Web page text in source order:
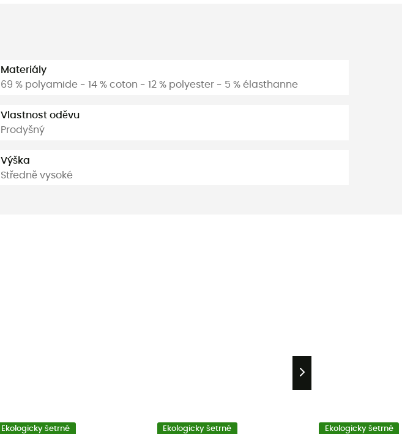
Materiály
69 % polyamide - 14 % coton - 12 % polyester - 5 % élasthanne
Vlastnost oděvu
Prodyšný
Výška
Středně vysoké
Ekologicky šetrné Ekologicky šetrné Ekologicky šetrné